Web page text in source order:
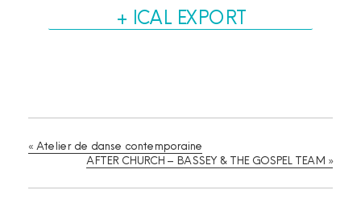
+ ICAL EXPORT
« Atelier de danse contemporaine
AFTER CHURCH – BASSEY & THE GOSPEL TEAM »